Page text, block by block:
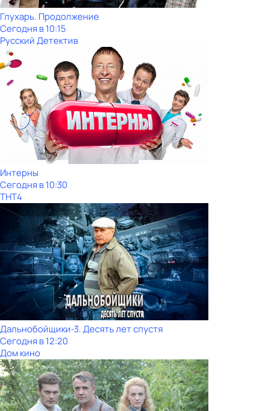
Глухарь. Продолжение
Сегодня в 10:15
Русский Детектив
Интерны
Сегодня в 10:30
ТНТ4
Дальнобойщики-3. Десять лет спустя
Сегодня в 12:20
Дом кино